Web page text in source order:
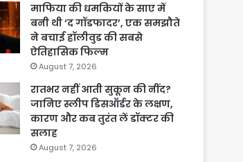
माफिया की धमकियों के साए में
बनी थी ‘द गॉडफादर’, एक समझौते
ने बचाई हॉलीवुड की सबसे
ऐतिहासिक फिल्म
August 7, 2026
रातभर नहीं आती सुकून की नींद?
जानिए स्लीप डिसऑर्डर के लक्षण,
कारण और कब तुरंत लें डॉक्टर की
सलाह
August 7, 2026